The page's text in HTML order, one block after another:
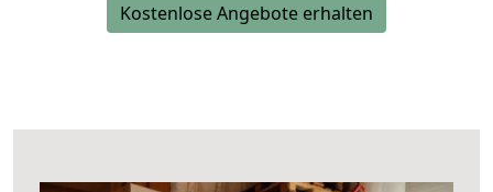
Kostenlose Angebote erhalten